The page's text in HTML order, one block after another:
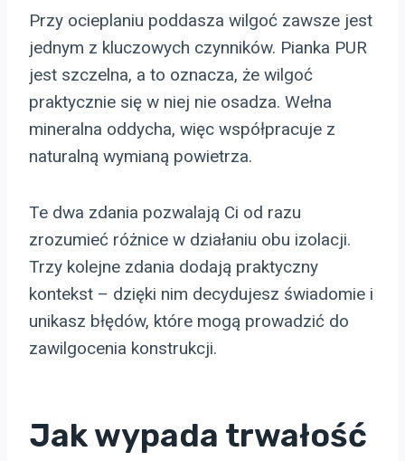
Przy ocieplaniu poddasza wilgoć zawsze jest
jednym z kluczowych czynników. Pianka PUR
jest szczelna, a to oznacza, że wilgoć
praktycznie się w niej nie osadza. Wełna
mineralna oddycha, więc współpracuje z
naturalną wymianą powietrza.
Te dwa zdania pozwalają Ci od razu
zrozumieć różnice w działaniu obu izolacji.
Trzy kolejne zdania dodają praktyczny
kontekst – dzięki nim decydujesz świadomie i
unikasz błędów, które mogą prowadzić do
zawilgocenia konstrukcji.
Jak wypada trwałość